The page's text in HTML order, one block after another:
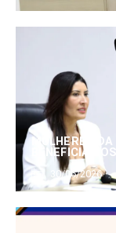
MULHERES
30/06/2026